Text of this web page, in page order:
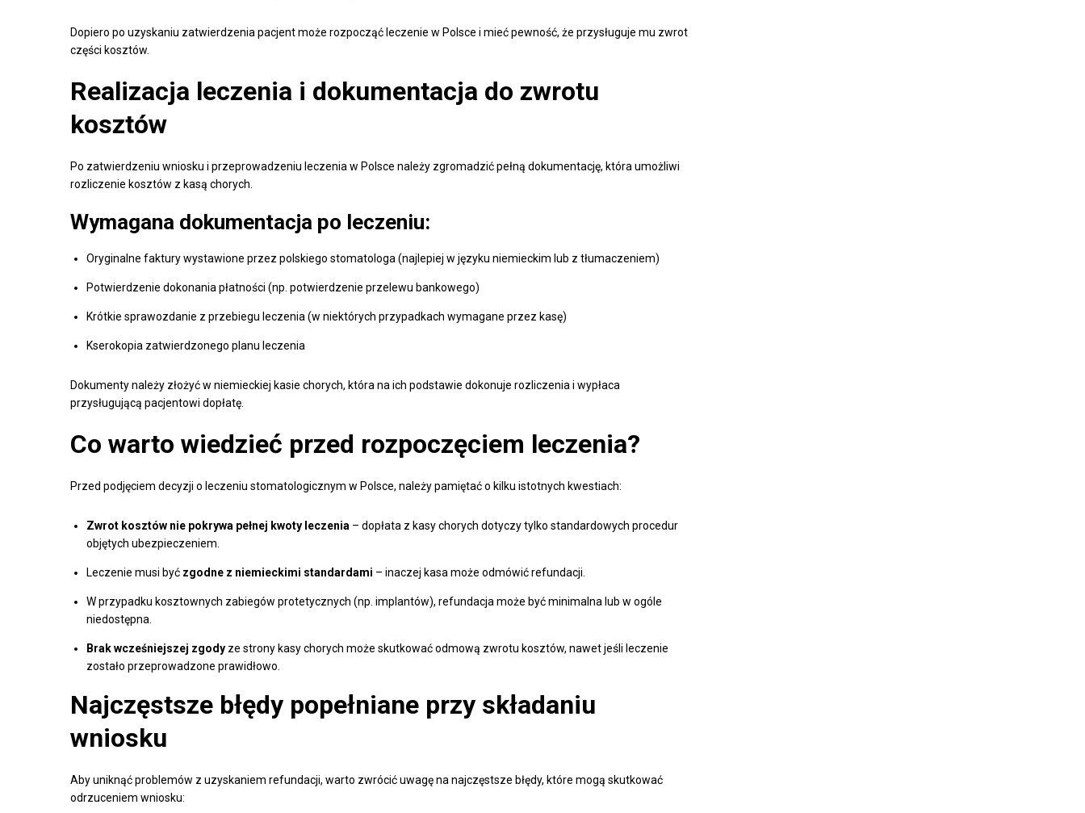
Dopiero po uzyskaniu zatwierdzenia pacjent może rozpocząć leczenie w Polsce i mieć pewność, że przysługuje mu zwrot
części kosztów.
Realizacja leczenia i dokumentacja do zwrotu
kosztów
Po zatwierdzeniu wniosku i przeprowadzeniu leczenia w Polsce należy zgromadzić pełną dokumentację, która umożliwi
rozliczenie kosztów z kasą chorych.
Wymagana dokumentacja po leczeniu:
Oryginalne faktury wystawione przez polskiego stomatologa (najlepiej w języku niemieckim lub z tłumaczeniem)
Potwierdzenie dokonania płatności (np. potwierdzenie przelewu bankowego)
Krótkie sprawozdanie z przebiegu leczenia (w niektórych przypadkach wymagane przez kasę)
Kserokopia zatwierdzonego planu leczenia
Dokumenty należy złożyć w niemieckiej kasie chorych, która na ich podstawie dokonuje rozliczenia i wypłaca
przysługującą pacjentowi dopłatę.
Co warto wiedzieć przed rozpoczęciem leczenia?
Przed podjęciem decyzji o leczeniu stomatologicznym w Polsce, należy pamiętać o kilku istotnych kwestiach:
Zwrot kosztów nie pokrywa pełnej kwoty leczenia – dopłata z kasy chorych dotyczy tylko standardowych procedur
objętych ubezpieczeniem.
Leczenie musi być zgodne z niemieckimi standardami – inaczej kasa może odmówić refundacji.
W przypadku kosztownych zabiegów protetycznych (np. implantów), refundacja może być minimalna lub w ogóle
niedostępna.
Brak wcześniejszej zgody ze strony kasy chorych może skutkować odmową zwrotu kosztów, nawet jeśli leczenie
zostało przeprowadzone prawidłowo.
Najczęstsze błędy popełniane przy składaniu
wniosku
Aby uniknąć problemów z uzyskaniem refundacji, warto zwrócić uwagę na najczęstsze błędy, które mogą skutkować
odrzuceniem wniosku: